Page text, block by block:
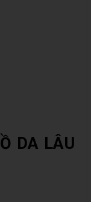
DA LÂU